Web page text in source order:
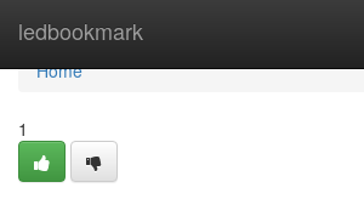
ledbookmark
Home
Home
1